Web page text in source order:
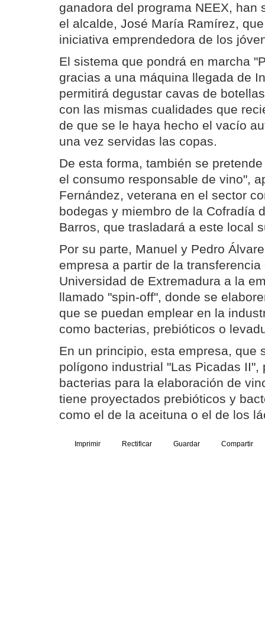
ganadora del programa NEEX, han
el alcalde, José María Ramírez,
iniciativa emprendedora de los
El sistema que pondrá en marcha
gracias a una máquina llegada de
permitirá degustar cavas de
con las mismas cualidades que
de que se le haya hecho el vacío
una vez servidas las copas.
De esta forma, también se
el consumo responsable de vino",
Fernández, veterana en el sector
bodegas y miembro de la Cofradía
Barros, que trasladará a este local
Por su parte, Manuel y Pedro
empresa a partir de la
Universidad de Extremadura a la
llamado "spin-off", donde se
que se puedan emplear en la
como bacterias, prebióticos o
En un principio, esta empresa, que
polígono industrial "Las Picadas II",
bacterias para la elaboración de
tiene proyectados prebióticos y
como el de la aceituna o el de los
Imprimir Rectificar Guardar Compartir